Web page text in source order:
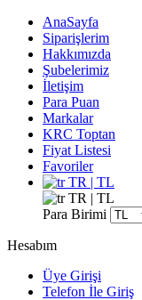
AnaSayfa
Siparişlerim
Hakkımızda
Şubelerimiz
İletişim
Para Puan
Markalar
KRC Toptan
Fiyat Listesi
Favoriler
TR | TL
TR | TL
Para Birimi
Hesabım
Üye Girişi
Telefon İle Giriş